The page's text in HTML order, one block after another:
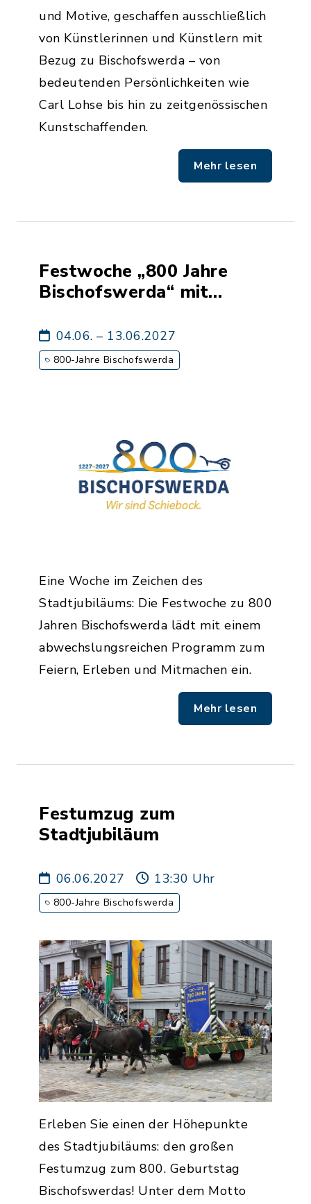
und Motive, geschaffen ausschließlich
von Künstlerinnen und Künstlern mit
Bezug zu Bischofswerda – von
bedeutenden Persönlichkeiten wie
Carl Lohse bis hin zu zeitgenössischen
Kunstschaffenden.
Mehr lesen
Festwoche „800 Jahre
Bischofswerda“ mit
04.06. – 13.06.2027
800-Jahre Bischofswerda
Eine Woche im Zeichen des
Stadtjubiläums: Die Festwoche zu 800
Jahren Bischofswerda lädt mit einem
abwechslungsreichen Programm zum
Feiern, Erleben und Mitmachen ein.
Mehr lesen
Festumzug zum
Stadtjubiläum
06.06.2027 13:30 Uhr
800-Jahre Bischofswerda
Erleben Sie einen der Höhepunkte
des Stadtjubiläums: den großen
Festumzug zum 800. Geburtstag
Bischofswerdas! Unter dem Motto